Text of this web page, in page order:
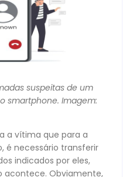
suspeitas de um
smartphone. Imagem:
a vítima que para a
é necessário transferir
indicados por eles,
acontece. Obviamente,